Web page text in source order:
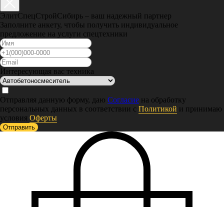
ЭлитСпецСтройСибирь – ваш надежный партнер
Заполните анкету, чтобы получить индивидуальное
предложение на услуги спецтехники
Интересующая вас техника
Отправляя данную форму, даю Согласие на обработку
персональных данных в соответствии с Политикой и принимаю
условия Оферты
Отправить